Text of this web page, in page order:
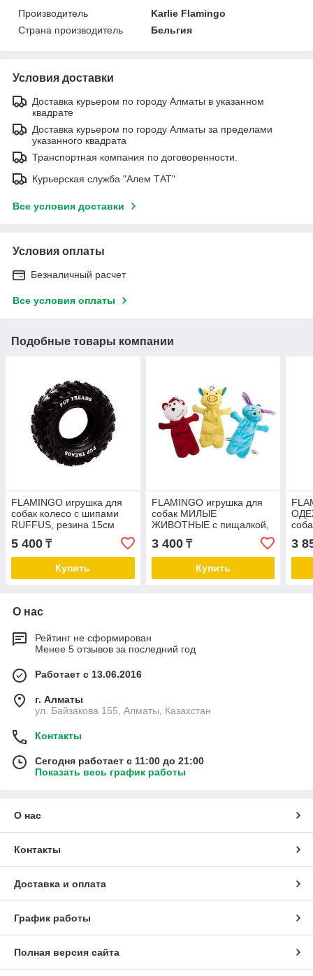
Производитель
Karlie Flamingo
Страна производитель
Бельгия
Условия доставки
Доставка курьером по городу Алматы в указанном
квадрате
Доставка курьером по городу Алматы за пределами
указанного квадрата
Транспортная компания по договоренности.
Курьерская служба "Алем ТАТ"
Все условия доставки
Условия оплаты
Безналичный расчет
Все условия оплаты
Подобные товары компании
FLAMINGO игрушка для
собак колесо с шипами
RUFFUS, резина 15см
5 400 ₸
Купить
FLAMINGO игрушка для
собак МИЛЫЕ
ЖИВОТНЫЕ с пищалкой,
плюш, 18х4х25 см
3 400₸
Купить
3
О нас
Рейтинг не сформирован
Менее 5 отзывов за последний год
Работает с 13.06.2016
г. Алматы
ул. Байзакова 155, Алматы, Казахстан
Контакты
Сегодня работает с 11:00 до 21:00
Показать весь график работы
О нас
Контакты
Доставка и оплата
График работы
Полная версия сайта